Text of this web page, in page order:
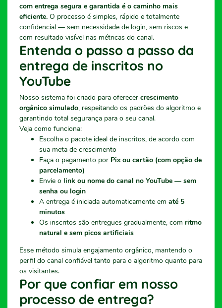
com entrega segura e garantida é o caminho mais
eficiente. O processo é simples, rápido e totalmente
confidencial — sem necessidade de login, sem riscos e
com resultado visível nas métricas do canal.
Entenda o passo a passo da
entrega de inscritos no
YouTube
Nosso sistema foi criado para oferecer crescimento
orgânico simulado, respeitando os padrões do algoritmo e
garantindo total segurança para o seu canal.
Veja como funciona:
Escolha o pacote ideal de inscritos, de acordo com
sua meta de crescimento
Faça o pagamento por Pix ou cartão (com opção de
parcelamento)
Envie o link ou nome do canal no YouTube — sem
senha ou login
A entrega é iniciada automaticamente em até 5
minutos
Os inscritos são entregues gradualmente, com ritmo
natural e sem picos artificiais
Esse método simula engajamento orgânico, mantendo o
perfil do canal confiável tanto para o algoritmo quanto para
os visitantes.
Por que confiar em nosso
processo de entrega?